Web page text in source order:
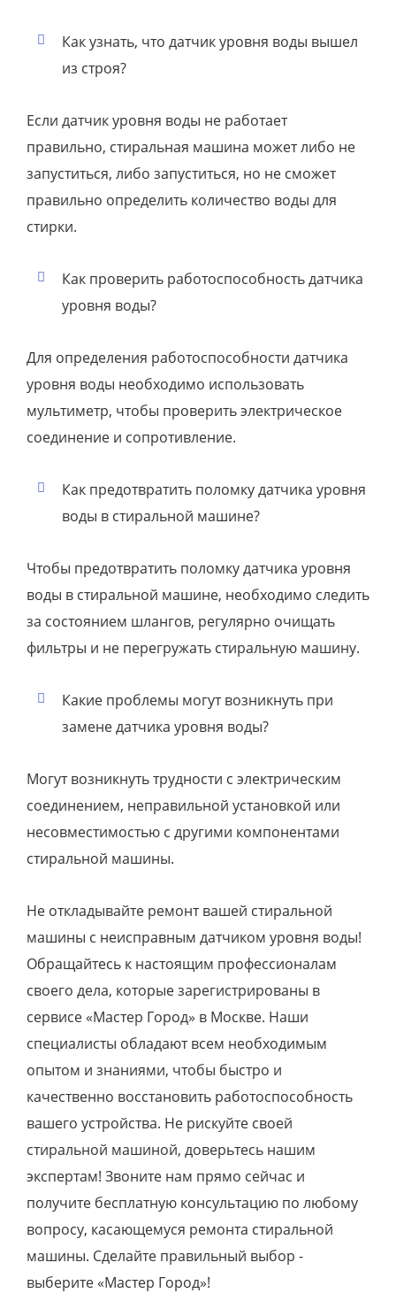
Как узнать, что датчик уровня воды вышел
из строя?
Если датчик уровня воды не работает
правильно, стиральная машина может либо не
запуститься, либо запуститься, но не сможет
правильно определить количество воды для
стирки.
Как проверить работоспособность датчика
уровня воды?
Для определения работоспособности датчика
уровня воды необходимо использовать
мультиметр, чтобы проверить электрическое
соединение и сопротивление.
Как предотвратить поломку датчика уровня
воды в стиральной машине?
Чтобы предотвратить поломку датчика уровня
воды в стиральной машине, необходимо следить
за состоянием шлангов, регулярно очищать
фильтры и не перегружать стиральную машину.
Какие проблемы могут возникнуть при
замене датчика уровня воды?
Могут возникнуть трудности с электрическим
соединением, неправильной установкой или
несовместимостью с другими компонентами
стиральной машины.
Не откладывайте ремонт вашей стиральной
машины с неисправным датчиком уровня воды!
Обращайтесь к настоящим профессионалам
своего дела, которые зарегистрированы в
сервисе «Мастер Город» в Москве. Наши
специалисты обладают всем необходимым
опытом и знаниями, чтобы быстро и
качественно восстановить работоспособность
вашего устройства. Не рискуйте своей
стиральной машиной, доверьтесь нашим
экспертам! Звоните нам прямо сейчас и
получите бесплатную консультацию по любому
вопросу, касающемуся ремонта стиральной
машины. Сделайте правильный выбор -
выберите «Мастер Город»!